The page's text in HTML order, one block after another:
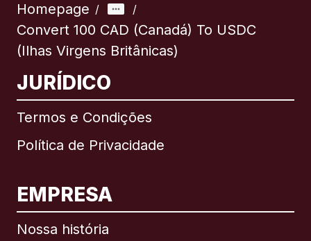
Homepage / /
Convert 100 CAD (Canadá) To USDC
(Ilhas Virgens Britânicas)
JURÍDICO
Termos e Condições
Política de Privacidade
EMPRESA
Nossa história